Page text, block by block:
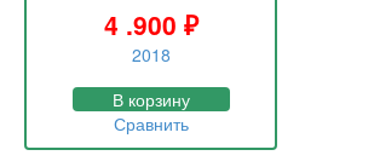
4 .900 ₽
2018
В корзину
Сравнить